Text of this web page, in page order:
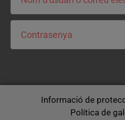
Informació de
Política de